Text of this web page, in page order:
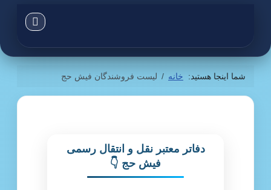
شما اینجا هستید: خانه لیست فروشندگان فیش حج
دفاتر معتبر نقل و انتقال رسمی
فیش حج 👇